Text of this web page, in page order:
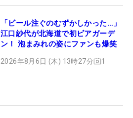
「ビール注ぐのむずかしかった…」
江口紗代が北海道で初ビアガーデ
ン！ 泡まみれの姿にファンも爆笑
2026年8月6日 (木) 13時27分 1